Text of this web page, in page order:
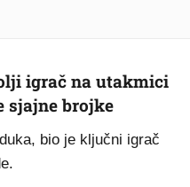
igrač na utakmici
sjajne brojke
bio je ključni igrač